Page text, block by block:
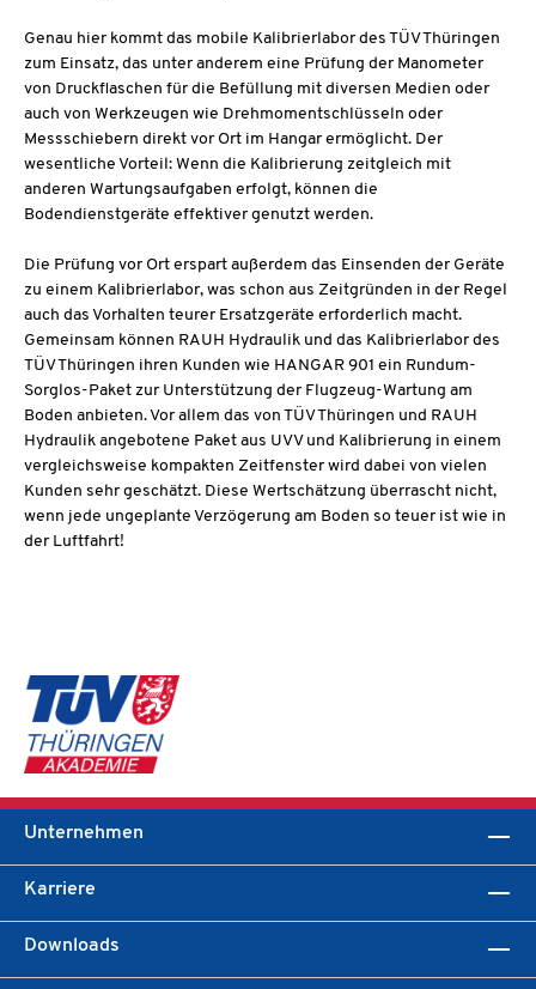
Genau hier kommt das mobile Kalibrierlabor des TÜV Thüringen
zum Einsatz, das unter anderem eine Prüfung der Manometer
von Druckflaschen für die Befüllung mit diversen Medien oder
auch von Werkzeugen wie Drehmomentschlüsseln oder
Messschiebern direkt vor Ort im Hangar ermöglicht. Der
wesentliche Vorteil: Wenn die Kalibrierung zeitgleich mit
anderen Wartungsaufgaben erfolgt, können die
Bodendienstgeräte effektiver genutzt werden.
Die Prüfung vor Ort erspart außerdem das Einsenden der Geräte
zu einem Kalibrierlabor, was schon aus Zeitgründen in der Regel
auch das Vorhalten teurer Ersatzgeräte erforderlich macht.
Gemeinsam können RAUH Hydraulik und das Kalibrierlabor des
TÜV Thüringen ihren Kunden wie HANGAR 901 ein Rundum-
Sorglos-Paket zur Unterstützung der Flugzeug-Wartung am
Boden anbieten. Vor allem das von TÜV Thüringen und RAUH
Hydraulik angebotene Paket aus UVV und Kalibrierung in einem
vergleichsweise kompakten Zeitfenster wird dabei von vielen
Kunden sehr geschätzt. Diese Wertschätzung überrascht nicht,
wenn jede ungeplante Verzögerung am Boden so teuer ist wie in
der Luftfahrt!
Unternehmen
Karriere
Downloads